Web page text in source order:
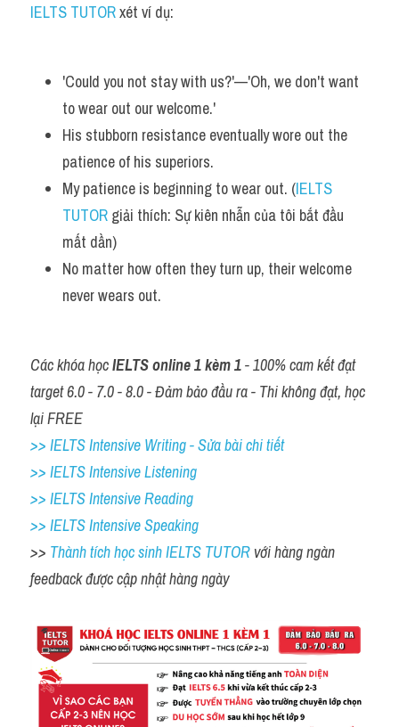
IELTS TUTOR xét ví dụ:
'Could you not stay with us?'—'Oh, we don't want
to wear out our welcome.'
His stubborn resistance eventually wore out the
patience of his superiors.
My patience is beginning to wear out. (IELTS
TUTOR giải thích: Sự kiên nhẫn của tôi bắt đầu
mất dần)
No matter how often they turn up, their welcome
never wears out.
Các khóa học IELTS online 1 kèm 1 - 100% cam kết đạt
target 6.0 - 7.0 - 8.0 - Đảm bảo đầu ra - Thi không đạt, học
lại FREE
>> IELTS Intensive Writing - Sửa bài chi tiết
>> IELTS Intensive Listening
>> IELTS Intensive Reading
>> IELTS Intensive Speaking
>> Thành tích học sinh IELTS TUTOR với hàng ngàn
feedback được cập nhật hàng ngày